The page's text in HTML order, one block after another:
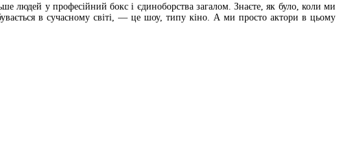
у професійний бокс і єдиноборства загалом. Знаєте, як було, коли ми
в сучасному світі, — це шоу, типу кіно. А ми просто актори в цьому